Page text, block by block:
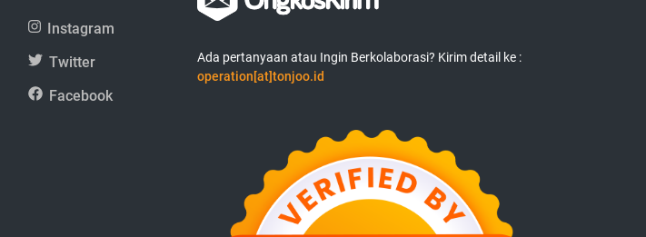
Instagram
Twitter
Facebook
Ada pertanyaan atau Ingin Berkolaborasi? Kirim detail ke :
operation[at]tonjoo.id